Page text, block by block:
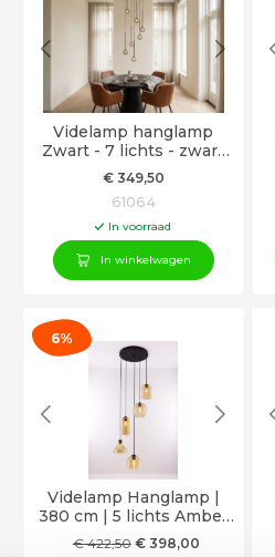
Videlamp hanglamp
Zwart - 7 lichts - zwart
smoke rookglas - 350cm
€349,50
61064
In voorraad
In winkelwagen
6%
Videlamp Hanglamp |
380 cm | 5 lichts Amber
Goud
€422,50 €398,00